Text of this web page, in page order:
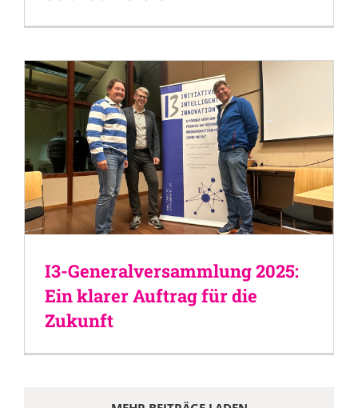
I3-Generalversammlung 2025:
Ein klarer Auftrag für die
Zukunft